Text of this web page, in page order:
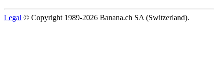
Legal © Copyright 1989-2026 Banana.ch SA (Switzerland).